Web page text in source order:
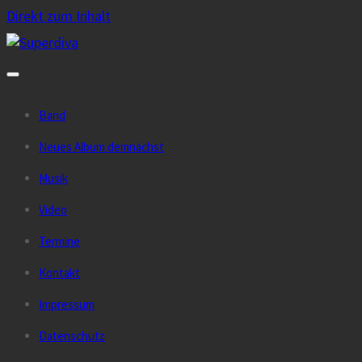
Direkt zum Inhalt
Band
Neues Album demnächst
Musik
Video
Termine
Kontakt
Impressum
Datenschutz